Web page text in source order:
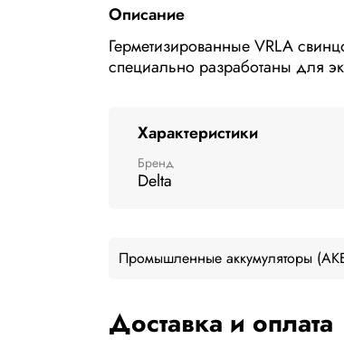
Описание
Герметизированные VRLA
специально разработаны для
Характеристики
Бренд
Delta
Промышленные аккумуляторы
Доставка и оплата